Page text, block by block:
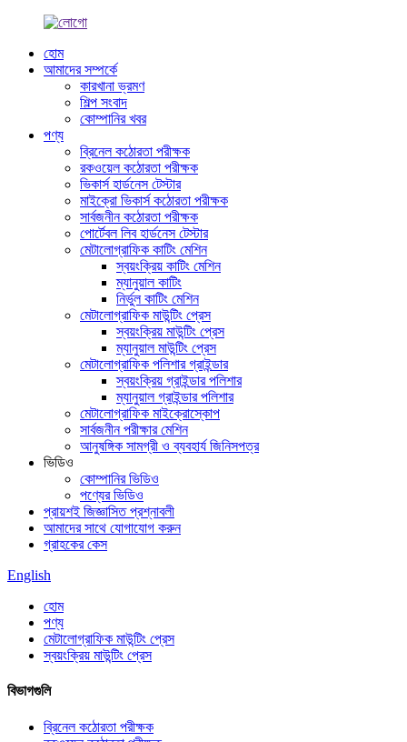
হোম
আমাদের সম্পর্কে
কারখানা ভ্রমণ
শিল্প সংবাদ
কোম্পানির খবর
পণ্য
ব্রিনেল কঠোরতা পরীক্ষক
রকওয়েল কঠোরতা পরীক্ষক
ভিকার্স হার্ডনেস টেস্টার
মাইক্রো ভিকার্স কঠোরতা পরীক্ষক
সার্বজনীন কঠোরতা পরীক্ষক
পোর্টেবল লিব হার্ডনেস টেস্টার
মেটালোগ্রাফিক কাটিং মেশিন
স্বয়ংক্রিয় কাটিং মেশিন
ম্যানুয়াল কাটিং
নির্ভুল কাটিং মেশিন
মেটালোগ্রাফিক মাউন্টিং প্রেস
স্বয়ংক্রিয় মাউন্টিং প্রেস
ম্যানুয়াল মাউন্টিং প্রেস
মেটালোগ্রাফিক পলিশার গ্রাইন্ডার
স্বয়ংক্রিয় গ্রাইন্ডার পলিশার
ম্যানুয়াল গ্রাইন্ডার পলিশার
মেটালোগ্রাফিক মাইক্রোস্কোপ
সার্বজনীন পরীক্ষার মেশিন
আনুষঙ্গিক সামগ্রী ও ব্যবহার্য জিনিসপত্র
ভিডিও
কোম্পানির ভিডিও
পণ্যের ভিডিও
প্রায়শই জিজ্ঞাসিত প্রশ্নাবলী
আমাদের সাথে যোগাযোগ করুন
গ্রাহকের কেস
English
হোম
পণ্য
মেটালোগ্রাফিক মাউন্টিং প্রেস
স্বয়ংক্রিয় মাউন্টিং প্রেস
বিভাগগুলি
ব্রিনেল কঠোরতা পরীক্ষক